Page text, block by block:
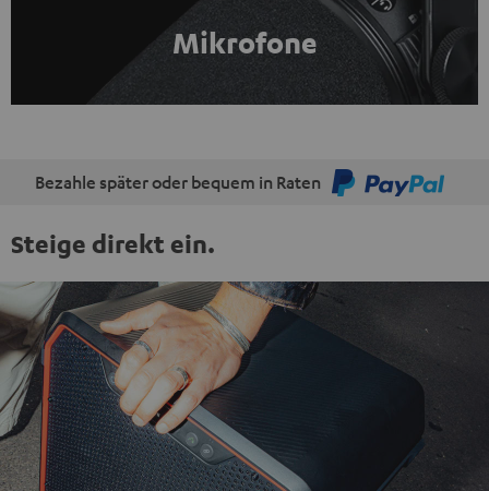
Mikrofone
Bezahle später oder bequem in Raten
Steige direkt ein.